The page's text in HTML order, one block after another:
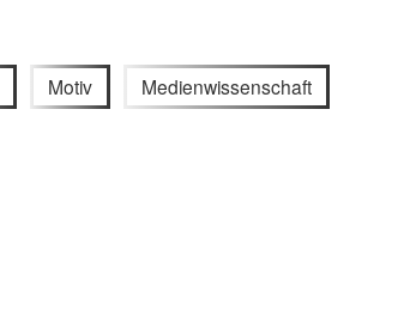
Motiv Medienwissenschaft